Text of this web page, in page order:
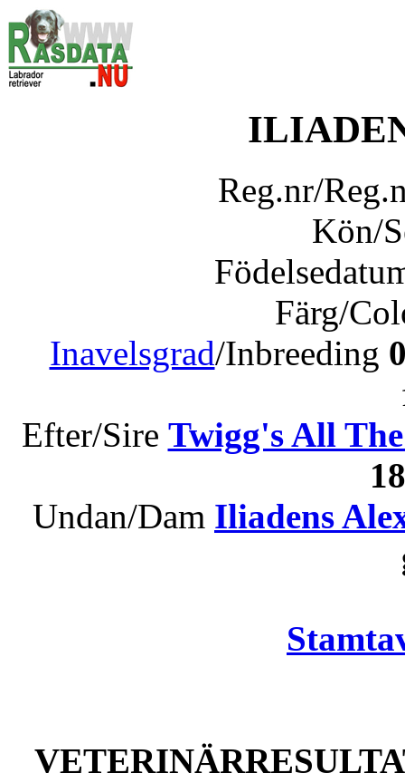
Reg.nr/
Kön/
Färg/
Inavelsgrad/Inbreeding
Efter/Sire Twigg's All
Undan/Dam Iliadens